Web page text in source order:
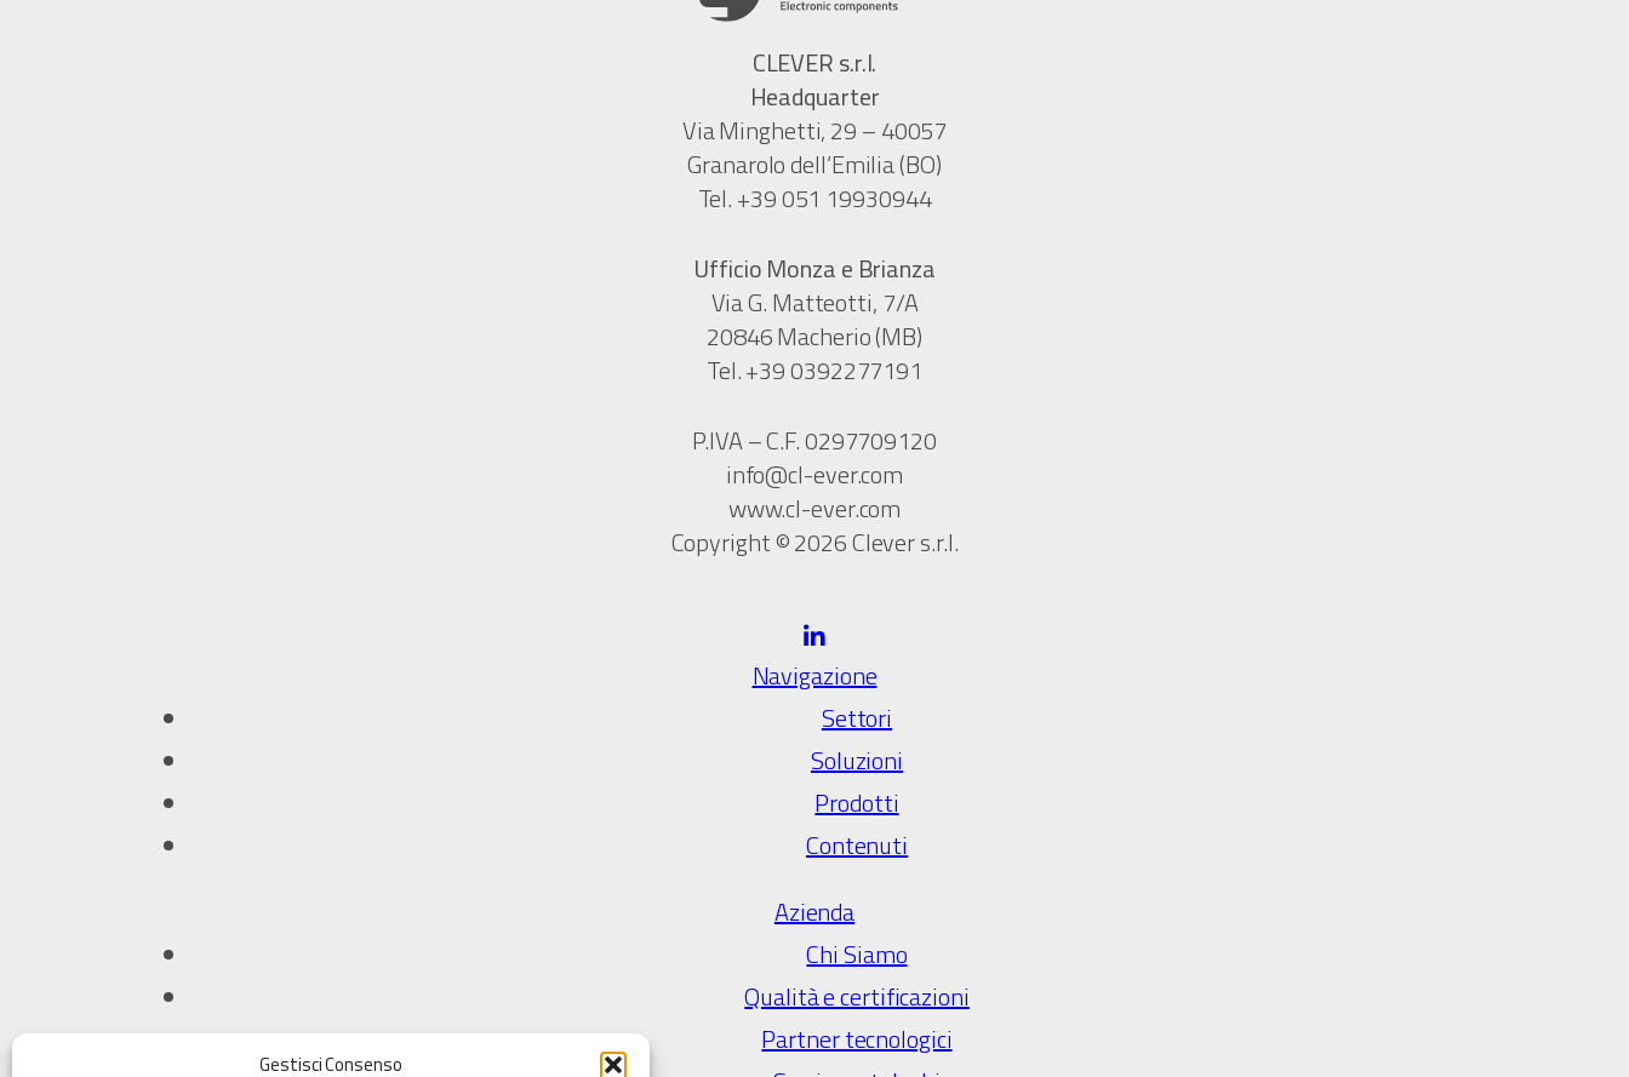
Gestisci Consenso
CLEVER s.r.l.
Headquarter
Via Minghetti, 29 – 40057
Granarolo dell’Emilia (BO)
Tel. +39 051 19930944
Ufficio Monza e Brianza
Via G. Matteotti, 7/A
20846 Macherio (MB)
Tel. +39 0392277191
P.IVA – C.F. 0297709120
info@cl-ever.com
www.cl-ever.com
Copyright © 2026 Clever s.r.l.
Navigazione
Settori
Soluzioni
Prodotti
Contenuti
Azienda
Chi Siamo
Qualità e certificazioni
Partner tecnologici